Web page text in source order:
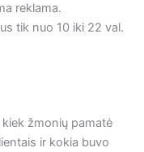
reklama.
tik nuo 10 iki 22 val.
žmonių pamatė
ir kokia buvo